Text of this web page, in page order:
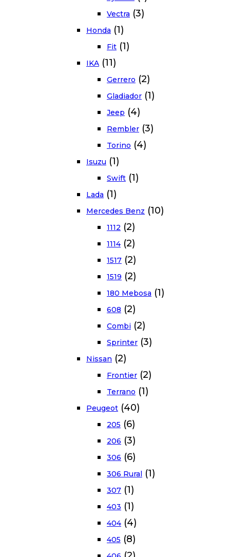
Vectra (3)
Honda (1)
Fit (1)
IKA (11)
Gerrero (2)
Gladiador (1)
Jeep (4)
Rembler (3)
Torino (4)
Isuzu (1)
Swift (1)
Lada (1)
Mercedes Benz (10)
1112 (2)
1114 (2)
1517 (2)
1519 (2)
180 Mebosa (1)
608 (2)
Combi (2)
Sprinter (3)
Nissan (2)
Frontier (2)
Terrano (1)
Peugeot (40)
205 (6)
206 (3)
306 (6)
306 Rural (1)
307 (1)
403 (1)
404 (4)
405 (8)